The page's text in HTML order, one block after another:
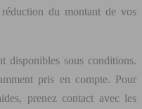
du montant de vos
disponibles sous conditions.
pris en compte. Pour
prenez contact avec les